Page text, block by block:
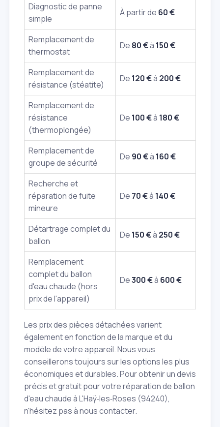
Diagnostic de panne
simple
À partir de 60 €
Remplacement de
thermostat
De 80 €à 150 €
Remplacement de
résistance (stéatite)
De 120 €à 200 €
Remplacement de
résistance
(thermoplongée)
De 100 €à 180 €
Remplacement de
groupe de sécurité
De 90 €à 160 €
Recherche et
réparation de fuite
mineure
De 70 €à 140 €
Détartrage complet du
ballon
De 150 €à 250 €
Remplacement
complet du ballon
d'eau chaude (hors
prix de l'appareil)
De300 €à 600 €
Les prix des pièces détachées varient
également en fonction de la marque et du
modèle de votre appareil. Nous vous
conseillerons toujours sur les options les plus
économiques et durables. Pour obtenir un devis
précis et gratuit pour votre réparation de ballon
d'eau chaude à L'Haÿ‑les‑Roses (94240),
n'hésitez pas à nous contacter.